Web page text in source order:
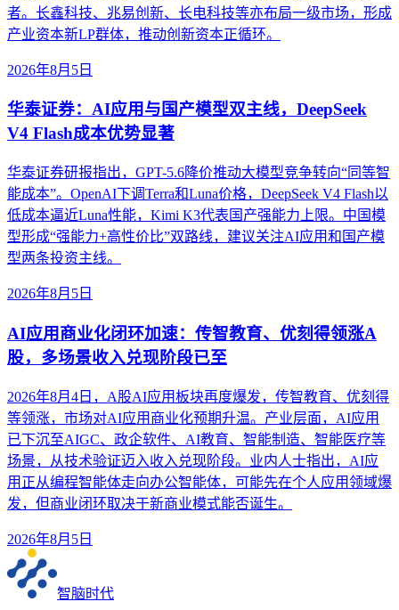
者。长鑫科技、兆易创新、长电科技等亦布局一级市场，形成
产业资本新LP群体，推动创新资本正循环。
2026年8月5日
华泰证券：AI应用与国产模型双主线，DeepSeek
V4 Flash成本优势显著
华泰证券研报指出，GPT-5.6降价推动大模型竞争转向“同等智
能成本”。OpenAI下调Terra和Luna价格，DeepSeek V4 Flash以
低成本逼近Luna性能，Kimi K3代表国产强能力上限。中国模
型形成“强能力+高性价比”双路线，建议关注AI应用和国产模
型两条投资主线。
2026年8月5日
AI应用商业化闭环加速：传智教育、优刻得领涨A
股，多场景收入兑现阶段已至
2026年8月4日，A股AI应用板块再度爆发，传智教育、优刻得
等领涨，市场对AI应用商业化预期升温。产业层面，AI应用
已下沉至AIGC、政企软件、AI教育、智能制造、智能医疗等
场景，从技术验证迈入收入兑现阶段。业内人士指出，AI应
用正从编程智能体走向办公智能体，可能先在个人应用领域爆
发，但商业闭环取决于新商业模式能否诞生。
2026年8月5日
智脑时代